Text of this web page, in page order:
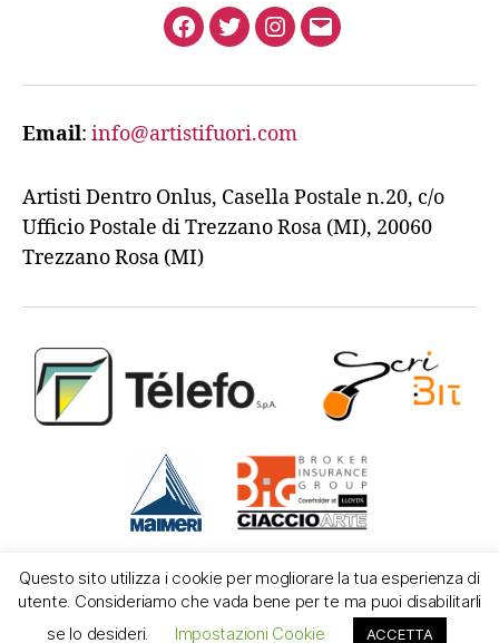
Facebook
TwitterInstagram
Email
Email: info@artistifuori.com
Artisti Dentro Onlus, Casella Postale n.20, c/o
Ufficio Postale di Trezzano Rosa (MI), 20060
Trezzano Rosa (MI)
Questo sito utilizza i cookie per mogliorare la tua esperienza di
utente. Consideriamo che vada bene per te ma puoi disabilitarli
se lo desideri.
Impostazioni Cookie ACCETTA